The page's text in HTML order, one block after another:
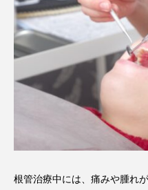
根管治療中には、痛みや腫れ